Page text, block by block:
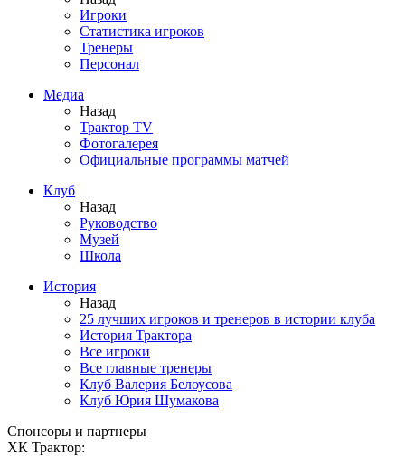
Игроки
Статистика игроков
Тренеры
Персонал
Медиа
Назад
Трактор TV
Фотогалерея
Официальные программы матчей
Клуб
Назад
Руководство
Музей
Школа
История
Назад
25 лучших игроков и тренеров в истории клуба
История Трактора
Все игроки
Все главные тренеры
Клуб Валерия Белоусова
Клуб Юрия Шумакова
Спонсоры и партнеры
ХК Трактор: